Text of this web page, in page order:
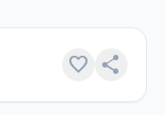
favorite share